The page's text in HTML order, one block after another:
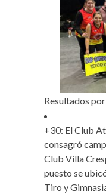
Resultados
+30: El Club
consagró
Club Villa
puesto se
Tiro y